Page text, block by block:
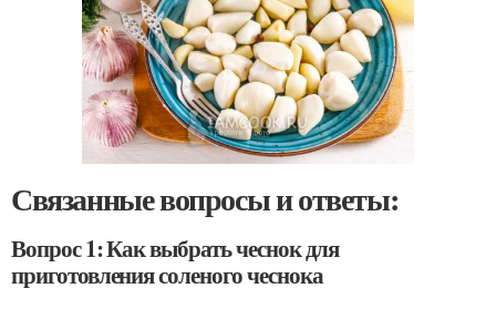
Связанные вопросы и ответы:
Вопрос 1: Как выбрать чеснок для
приготовления соленого чеснока